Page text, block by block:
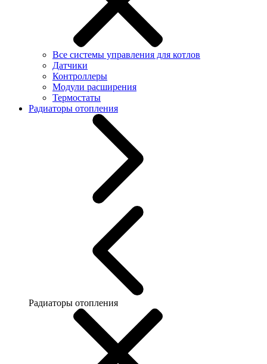
Все системы управления для котлов
Датчики
Контроллеры
Модули расширения
Термостаты
Радиаторы отопления
Радиаторы отопления